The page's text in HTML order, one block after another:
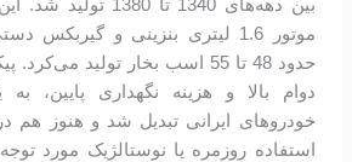
بین دهه‌های 1340 تا
حدود 48 تا 55 اسب بخار تولید
دوام بالا و هزینه نگهداری پایین،
خودروهای ایرانی تبدیل شد و هنوز هم
استفاده روزمره یا نوستالژیک مورد